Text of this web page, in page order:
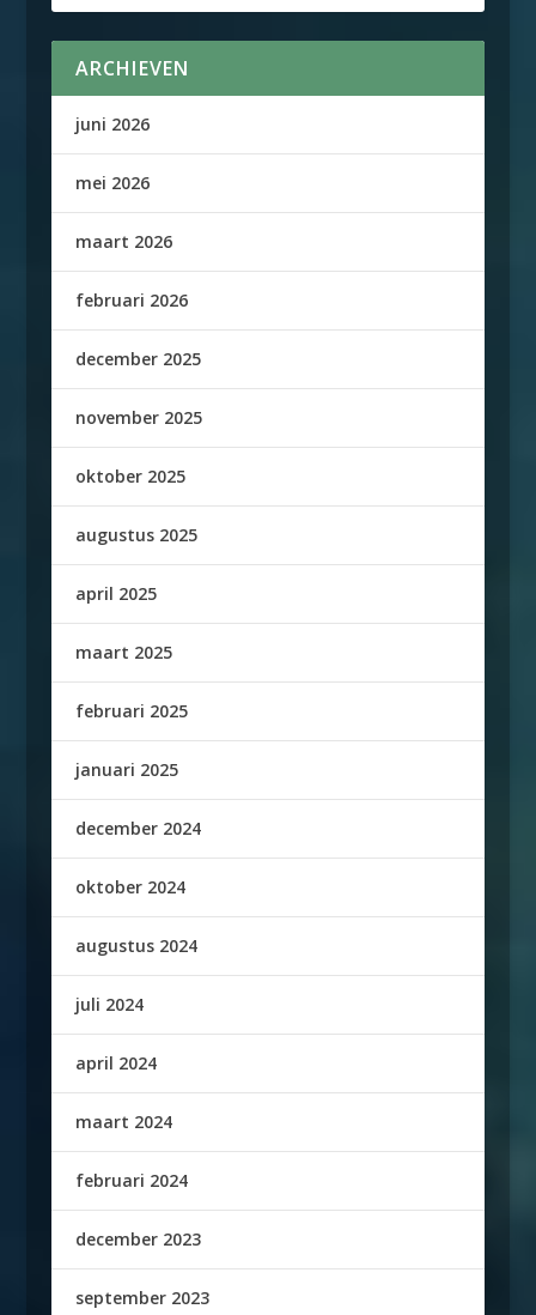
ARCHIEVEN
juni 2026
mei 2026
maart 2026
februari 2026
december 2025
november 2025
oktober 2025
augustus 2025
april 2025
maart 2025
februari 2025
januari 2025
december 2024
oktober 2024
augustus 2024
juli 2024
april 2024
maart 2024
februari 2024
december 2023
september 2023